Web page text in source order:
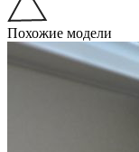
Похожие модели